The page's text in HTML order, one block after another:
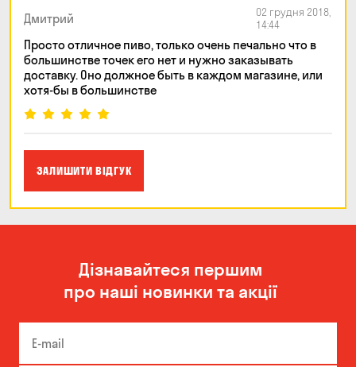
Дмитрий
02 грудня 2018,
14:44
Просто отличное пиво, только очень печально что в
большинстве точек его нет и нужно заказывать
доставку. Оно должное быть в каждом магазине, или
хотя-бы в большинстве
ЗАЛИШИТИ ВІДГУК
Дізнавайтеся першим
про наші новинки та акції